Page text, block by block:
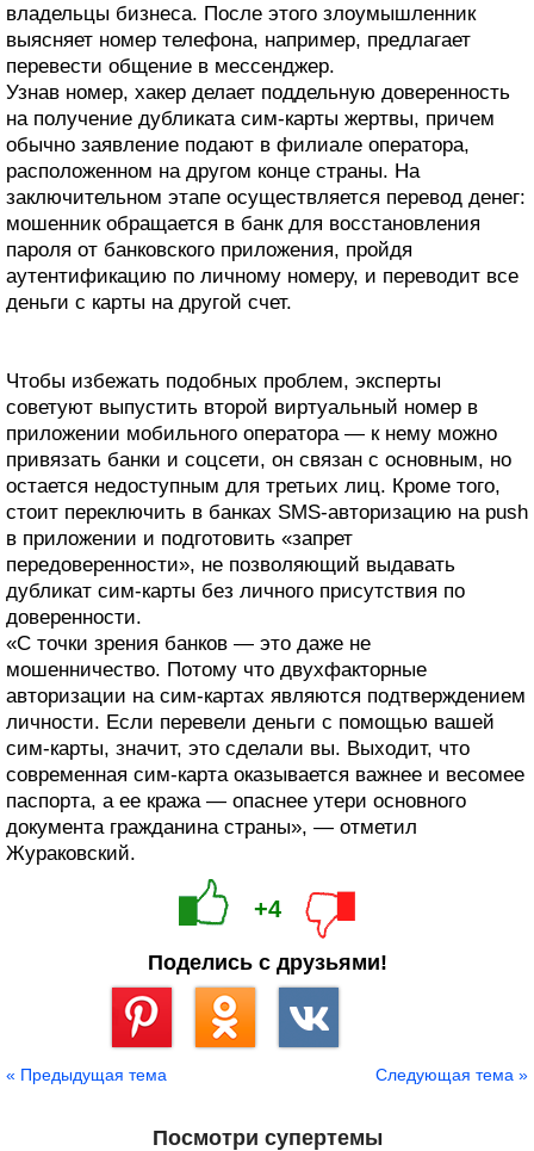
владельцы бизнеса. После этого злоумышленник
выясняет номер телефона, например, предлагает
перевести общение в мессенджер.
Узнав номер, хакер делает поддельную доверенность
на получение дубликата сим-карты жертвы, причем
обычно заявление подают в филиале оператора,
расположенном на другом конце страны. На
заключительном этапе осуществляется перевод денег:
мошенник обращается в банк для восстановления
пароля от банковского приложения, пройдя
аутентификацию по личному номеру, и переводит все
деньги с карты на другой счет.
Чтобы избежать подобных проблем, эксперты
советуют выпустить второй виртуальный номер в
приложении мобильного оператора — к нему можно
привязать банки и соцсети, он связан с основным, но
остается недоступным для третьих лиц. Кроме того,
стоит переключить в банках SMS-авторизацию на push
в приложении и подготовить «запрет
передоверенности», не позволяющий выдавать
дубликат сим-карты без личного присутствия по
доверенности.
«С точки зрения банков — это даже не
мошенничество. Потому что двухфакторные
авторизации на сим-картах являются подтверждением
личности. Если перевели деньги с помощью вашей
сим-карты, значит, это сделали вы. Выходит, что
современная сим-карта оказывается важнее и весомее
паспорта, а ее кража — опаснее утери основного
документа гражданина страны», — отметил
Жураковский.
+4
Поделись с друзьями!
« Предыдущая тема Следующая тема »
Посмотри супертемы